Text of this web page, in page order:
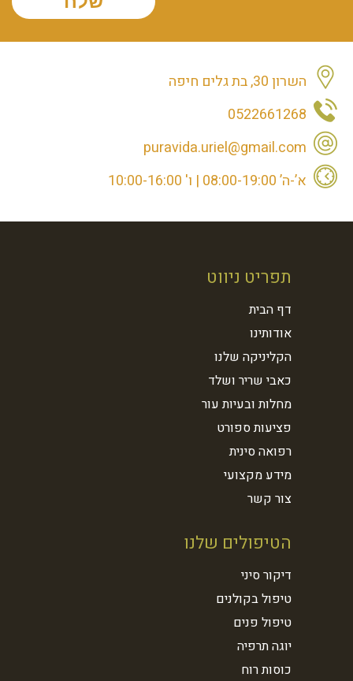
השרון 30, בת גלים חיפה
0522661268
puravida.uriel@gmail.com
א’-ה’ 08:00-19:00 | ו' 10:00-16:00
תפריט ניווט
דף הבית
אודותינו
הקליניקה שלנו
כאבי שריר ושלד
מחלות ובעיות עור
פציעות ספורט
רפואה סינית
מידע מקצועי
צור קשר
הטיפולים שלנו
דיקור סיני
טיפול בקולנים
טיפול פנים
יוגה תרפיה
כוסות רוח